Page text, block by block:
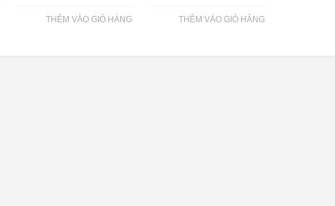
THÊM VÀO GIỎ HÀNG THÊM VÀO GIỎ HÀNG